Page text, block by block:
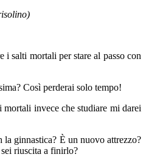
salti mortali per stare al passo con
Così perderai solo tempo!
invece che studiare mi darei
ginnastica? È un nuovo attrezzo?
riuscita a finirlo?